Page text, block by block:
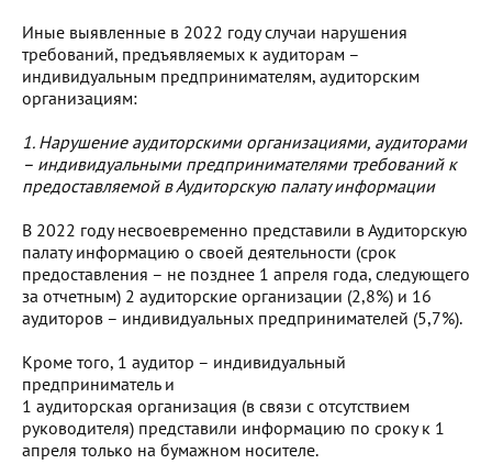
Иные выявленные в 2022 году случаи нарушения
требований, предъявляемых к аудиторам –
индивидуальным предпринимателям, аудиторским
организациям:
1. Нарушение аудиторскими организациями, аудиторами
– индивидуальными предпринимателями требований к
предоставляемой в Аудиторскую палату информации
В 2022 году несвоевременно представили в Аудиторскую
палату информацию о своей деятельности (срок
предоставления – не позднее 1 апреля года, следующего
за отчетным) 2 аудиторские организации (2,8%) и 16
аудиторов – индивидуальных предпринимателей (5,7%).
Кроме того, 1 аудитор – индивидуальный
предприниматель и
1 аудиторская организация (в связи с отсутствием
руководителя) представили информацию по сроку к 1
апреля только на бумажном носителе.